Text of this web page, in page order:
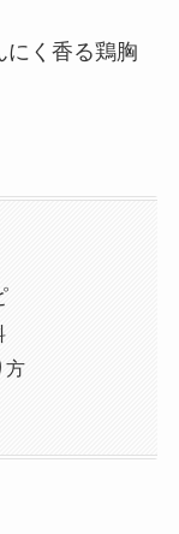
にく香る鶏胸
方